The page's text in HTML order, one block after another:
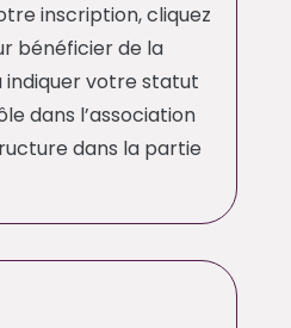
inscription, cliquez
bénéficier de la
indiquer votre statut
dans l’association
dans la partie